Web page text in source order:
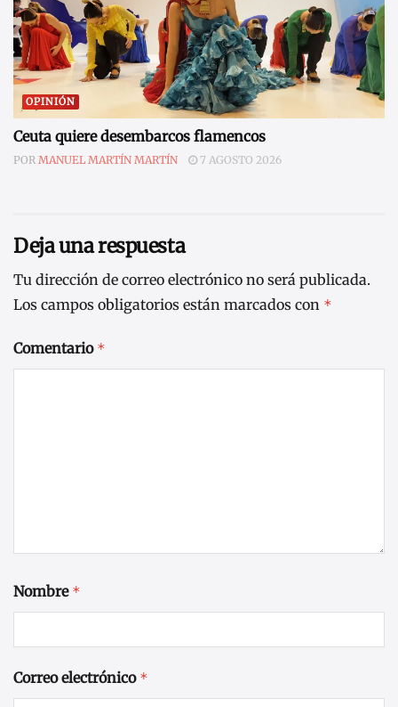
OPINIÓN
Ceuta quiere desembarcos flamencos
POR MANUEL MARTÍN MARTÍN 7 AGOSTO 2026
Deja una respuesta
Tu dirección de correo electrónico no será publicada.
Los campos obligatorios están marcados con *
Comentario *
Nombre *
Correo electrónico *